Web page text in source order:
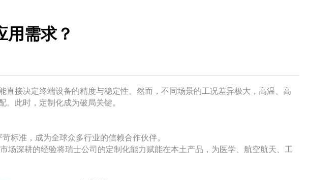
用需求？
接决定终端设备的精度与稳定性。然而，不同场景的工况差异极大，高温、高
此时，定制化成为破局关键。
标准，成为全球众多行业的信赖合作伙伴。
深耕的经验将瑞士公司的定制化能力赋能在本土产品，为医学、航空航天、工